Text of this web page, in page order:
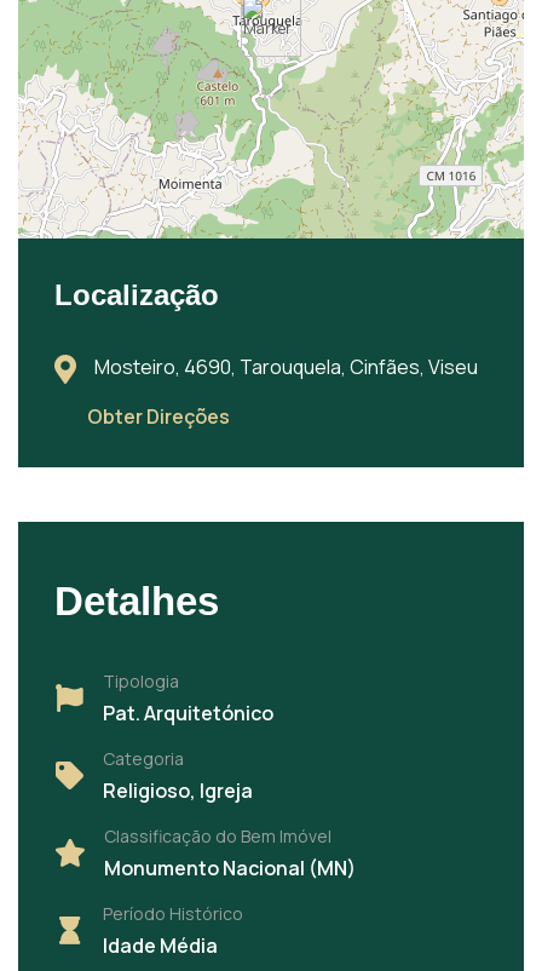
Localização
Mosteiro, 4690, Tarouquela, Cinfães, Viseu
Obter Direções
Detalhes
Tipologia
Pat. Arquitetónico
Categoria
Religioso, Igreja
Classificação do Bem Imóvel
Monumento Nacional (MN)
Período Histórico
Idade Média